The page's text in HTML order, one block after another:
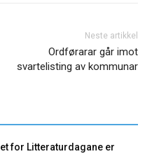
Neste artikkel
Ordførarar går imot
svartelisting av kommunar
for Litteraturdagane er